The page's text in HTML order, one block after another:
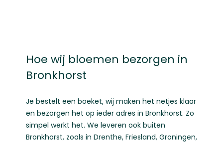
Hoe wij bloemen bezorgen in
Bronkhorst
Je bestelt een boeket, wij maken het netjes klaar
en bezorgen het op ieder adres in Bronkhorst. Zo
simpel werkt het. We leveren ook buiten
Bronkhorst, zoals in Drenthe, Friesland, Groningen,